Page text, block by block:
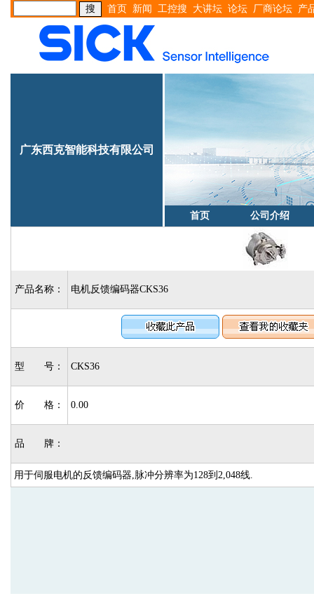
首页 新闻 工控搜 大讲坛 论坛 厂商论坛 产
广东西克智能科技有限公司
首页 公司介绍
产品名称： 电机反馈编码器CKS36
型 号： CKS36
价 格： 0.00
品 牌：
用于伺服电机的反馈编码器,脉冲分辨率为128到2,048线.